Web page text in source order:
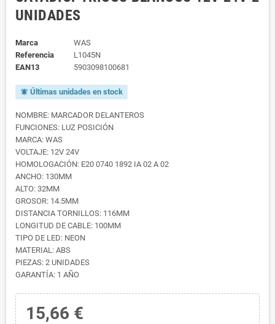
UNIDADES
Marca
WAS
Referencia
L1045N
EAN13
5903098100681
notifications_active Últimas unidades en stock
NOMBRE: MARCADOR DELANTEROS
FUNCIONES: LUZ POSICIÓN
MARCA: WAS
VOLTAJE: 12V 24V
HOMOLOGACIÓN: E20 0740 1892 IA 02 A 02
ANCHO: 130MM
ALTO: 32MM
GROSOR: 14.5MM
DISTANCIA TORNILLOS: 116MM
LONGITUD DE CABLE: 100MM
TIPO DE LED: NEON
MATERIAL: ABS
PIEZAS: 2 UNIDADES
GARANTÍA: 1 AÑO
15,66 €